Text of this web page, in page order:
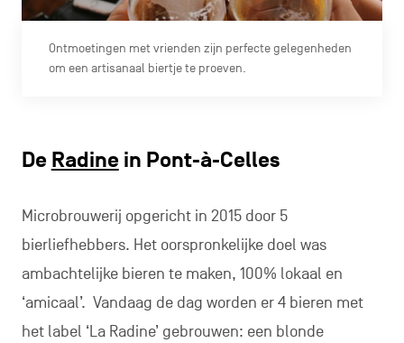
Ontmoetingen met vrienden zijn perfecte gelegenheden
om een artisanaal biertje te proeven.
De Radinein Pont-à-Celles
Microbrouwerij opgericht in 2015 door 5
bierliefhebbers. Het oorspronkelijke doel was
ambachtelijke bieren te maken, 100% lokaal en
‘amicaal’. Vandaag de dag worden er 4 bieren met
het label ‘La Radine’ gebrouwen: een blonde